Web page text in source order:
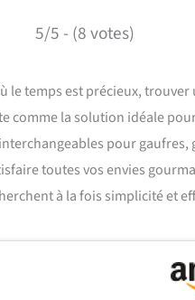
5/5 - (8 votes)
le temps est précieux,
comme la solution idéale
pour
toutes vos envies
à la fois simplicité et